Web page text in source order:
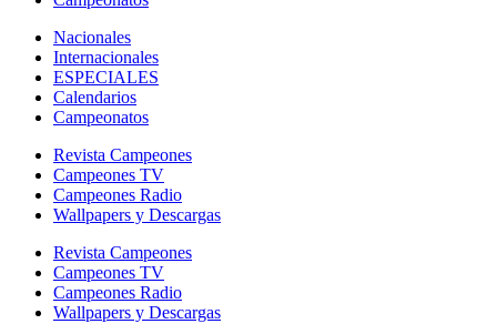
Nacionales
Internacionales
ESPECIALES
Calendarios
Campeonatos
Revista Campeones
Campeones TV
Campeones Radio
Wallpapers y Descargas
Revista Campeones
Campeones TV
Campeones Radio
Wallpapers y Descargas